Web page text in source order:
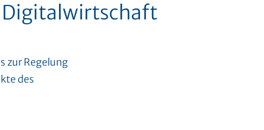
Digitalwirtschaft
zur Regelung
des